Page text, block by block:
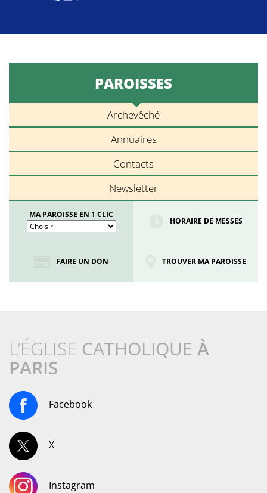
PAROISSES
Archevêché
Annuaires
Contacts
Newsletter
MA PAROISSE EN 1 CLIC
HORAIRE DE MESSES
FAIRE UN DON TROUVER MA PAROISSE
L’ÉGLISE CATHOLIQUE À
PARIS
Facebook
X
Instagram